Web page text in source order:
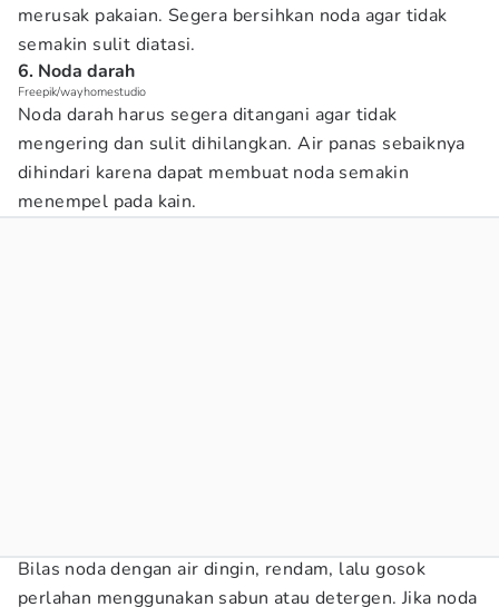
merusak pakaian. Segera bersihkan noda agar tidak
semakin sulit diatasi.
6. Noda darah
Freepik/wayhomestudio
Noda darah harus segera ditangani agar tidak
mengering dan sulit dihilangkan. Air panas sebaiknya
dihindari karena dapat membuat noda semakin
menempel pada kain.
Bilas noda dengan air dingin, rendam, lalu gosok
perlahan menggunakan sabun atau detergen. Jika noda